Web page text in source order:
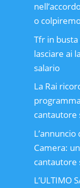
o
Tfr in busta
lasciare ai
salario
La Rai
cantautore
Camera:
cantautore
L’ULTIMO